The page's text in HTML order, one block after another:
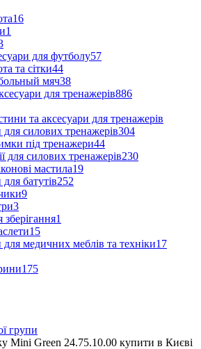
16
1
для футболу57
та сітки44
мяч38
для тренажерів886
та аксесуари для тренажерів
для силових тренажерів304
під тренажери44
для силових тренажерів230
мастила19
батутів252
9
3
зберігання1
15
медичних меблів та техніки17
175
групи
Mini Green 24.75.10.00 купити в Києві